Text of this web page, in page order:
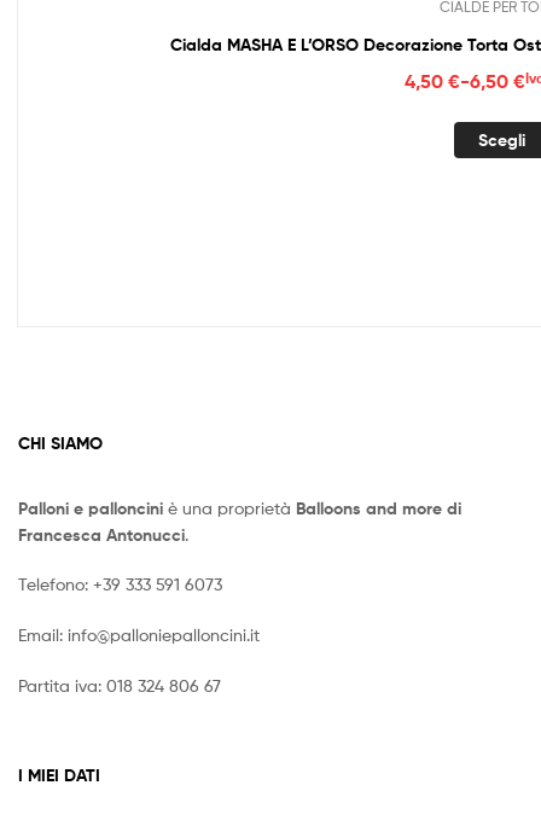
CIALDE PER
4,50 €-6,50 €
Scegli
CHI SIAMO
Palloni e palloncini è una proprietà Balloons and more di
Francesca Antonucci.
Telefono: +39 333 591 6073
Email: info@palloniepalloncini.it
Partita iva: 018 324 806 67
I MIEI DATI